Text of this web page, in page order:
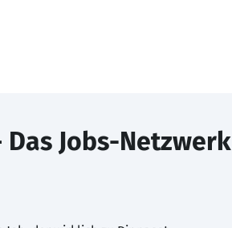
Das Jobs-Netzwerk